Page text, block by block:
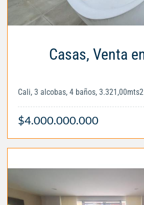
Casas, Venta
Cali, 3 alcobas, 4 baños, 3.321,00mts2
$4.000.000.000